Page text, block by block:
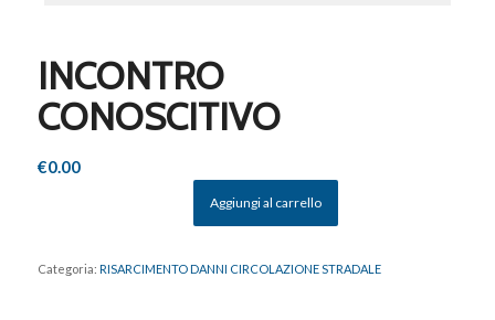
INCONTRO
CONOSCITIVO
€0.00
Aggiungi al carrello
Categoria: RISARCIMENTO DANNI CIRCOLAZIONE STRADALE